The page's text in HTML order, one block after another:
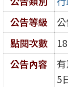
公告等級
點閱次數
公告內容
5